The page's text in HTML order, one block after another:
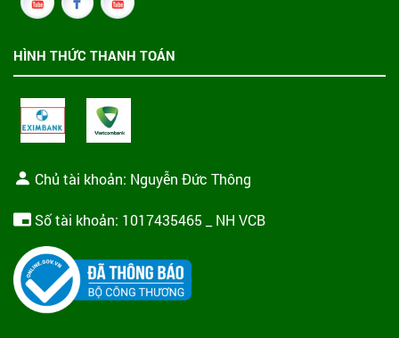
HÌNH THỨC THANH TOÁN
Chủ tài khoản: Nguyễn Đức Thông
Số tài khoản: 1017435465 _ NH VCB